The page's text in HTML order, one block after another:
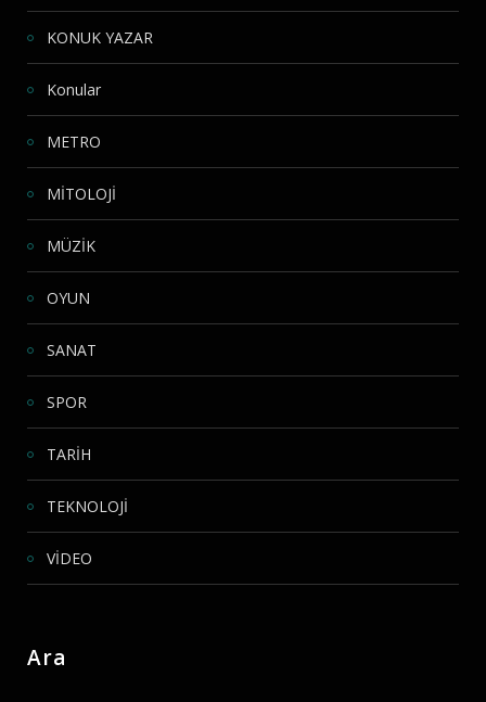
KONUK YAZAR
Konular
METRO
MİTOLOJİ
MÜZİK
OYUN
SANAT
SPOR
TARİH
TEKNOLOJİ
VİDEO
Ara